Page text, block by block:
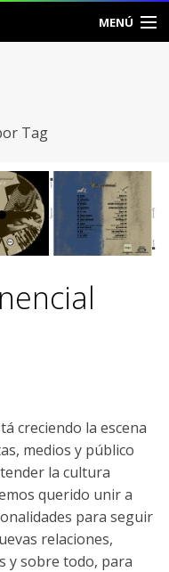
MENÚ
Tag
creciendo la escena
medios y público
la cultura
querido unir a
para seguir
relaciones,
y sobre todo, para